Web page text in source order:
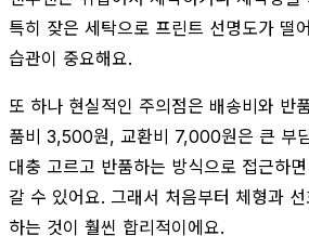
특히 잦은 세탁으로 프린트 선명도가 떨
습관이 중요해요.
또 하나 현실적인 주의점은 배송비와 반
품비 3,500원, 교환비 7,000원은 큰 부
대충 고르고 반품하는 방식으로 접근하
갈 수 있어요. 그래서 처음부터 체형과
하는 것이 훨씬 합리적이에요.